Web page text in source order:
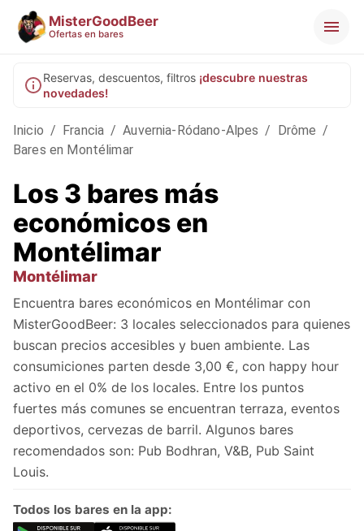
MisterGoodBeer
Ofertas en bares
Reservas, descuentos, filtros ¡descubre nuestras
novedades!
Inicio / Francia / Auvernia-Ródano-Alpes / Drôme /
Bares en Montélimar
Los 3 bares más
económicos en
Montélimar
Montélimar
Encuentra bares económicos en Montélimar con
MisterGoodBeer: 3 locales seleccionados para quienes
buscan precios accesibles y buen ambiente. Las
consumiciones parten desde 3,00 €, con happy hour
activo en el 0% de los locales. Entre los puntos
fuertes más comunes se encuentran terraza, eventos
deportivos, cervezas de barril. Algunos bares
recomendados son: Pub Bodhran, V&B, Pub Saint
Louis.
Todos los bares en la app: